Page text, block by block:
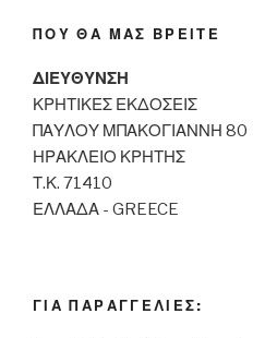
ΠΟΥ ΘΑ ΜΑΣ ΒΡΕΙΤΕ
ΔΙΕΥΘΥΝΣΗ
ΚΡΗΤΙΚΕΣ ΕΚΔΟΣΕΙΣ
ΠΑΥΛΟΥ ΜΠΑΚΟΓΙΑΝΝΗ 80
ΗΡΑΚΛΕΙΟ ΚΡΗΤΗΣ
Τ.Κ. 71410
ΕΛΛΑΔΑ - GREECE
ΓΙΑ ΠΑΡΑΓΓΕΛΙΕΣ: